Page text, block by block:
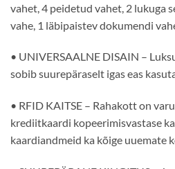
vahet, 4 peidetud vahet, 2 lukuga
vahe, 1 läbipaistev dokumendi
• UNIVERSAALNE DISAIN –
sobib suurepäraselt igas eas
• RFID KAITSE – Rahakott on
krediitkaardi kopeerimisvastase
kaardiandmeid ka kõige uuemate